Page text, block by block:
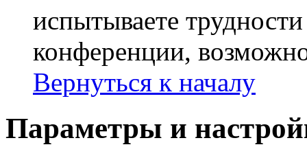
испытываете
конференции,
Вернуться к началу
Параметры и